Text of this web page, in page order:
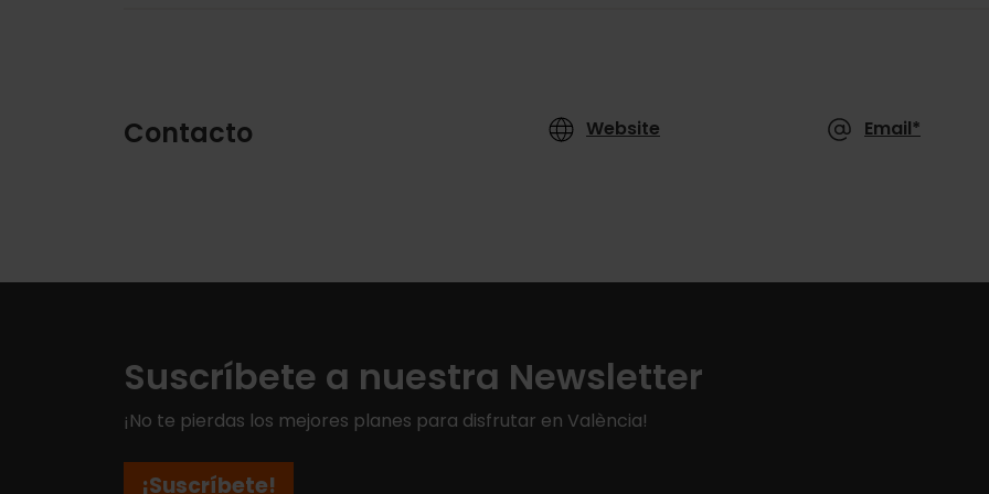
Contacto Website Email*
Suscríbete a nuestra Newsletter
¡No te pierdas los mejores planes para disfrutar en València!
¡Suscríbete!